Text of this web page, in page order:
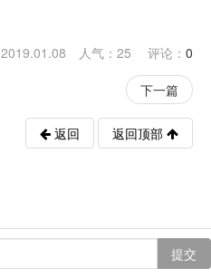
2019.01.08 人气： 25 评论： 0
下一篇
返回 返回顶部
提交